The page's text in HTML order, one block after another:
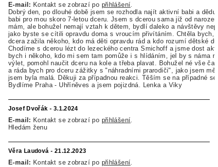
E-mail: Kontakt se zobrazí po přihlášení
Dobrý den, po dlouhé době jsem se rozhodla najít aktivní babi a
babi pro mou skoro 7-letou dceru. Jsem s dcerou sama již od
mám, ale bohužel nemají vztah k dětem, bydlí daleko a návštěvy
jako byste se cítili opravdu doma s vroucím přivítáním. Chtěla bych,
dcera zažila někoho, kdo má děti opravdu rád a kdo rozumí dětské
Chodíme s dcerou lézt do lezeckého centra Smichoff a jsme dost
bych i někoho, kdo mi sem tam pomůže i s hlídáním, jel by s náma
výlet, pomohl naučit dceru na kole a třeba plavat. Bohužel né vše
a ráda bych pro dceru zážitky s "náhradními prarodiči", jako jsem
jsem byla malá. Děkuji za případnou reakci. Těším se na případné
Bydlíme Praha - Uhříněves a jsem pojizdná. Lenka a Viky
Josef Dvořák - 3.1.2024
E-mail: Kontakt se zobrazí po přihlášení
Hledám ženu
Věra Laudová - 21.12.2023
E-mail: Kontakt se zobrazí po přihlášení